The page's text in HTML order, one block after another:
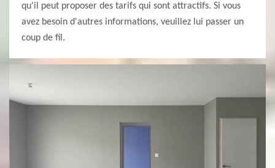
qu'il peut proposer des tarifs qui sont attractifs. Si vous
avez besoin d'autres informations, veuillez lui passer un
coup de fil.